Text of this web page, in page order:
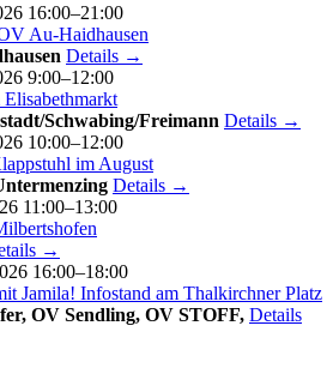
16:00–21:00
Au-Haidhausen
Details →
9:00–12:00
Schwabing/Freimann Details →
10:00–12:00
im August
Details →
11:00–13:00
→
16:00–18:00
Jamila! Infostand am Thalkirchner Platz
OV Sendling, OV STOFF, Details